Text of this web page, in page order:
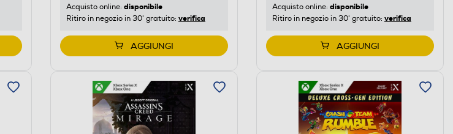
Acquisto online: disponibile
Ritiro in negozio in 30' gratuito: verifica
AGGIUNGI
Acquisto online: disponibile
Ritiro in negozio in 30' gratuito: verifica
AGGIUNGI